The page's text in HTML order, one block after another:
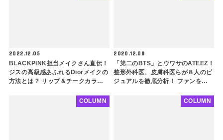
2022.12.05
BLACKPINK担当メイクさん直伝！
ジスの高級感あふれるDiorメイクの
方法とは？ リップ＆チークカラー
スメからメイクのコツまでたっぷり
2020.12.08
「第二のBTS」とウワサのATEEZ！
整形外科医、皮膚科医らが８人のビ
ジュアルを徹底分析！ ファンをギ
COLUMN COLUMN